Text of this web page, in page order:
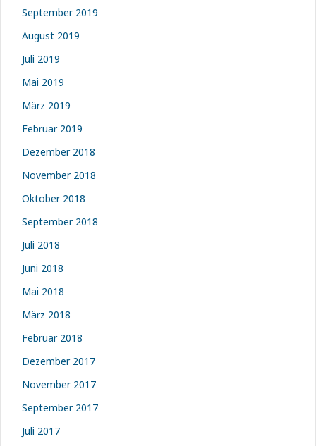
September 2019
August 2019
Juli 2019
Mai 2019
März 2019
Februar 2019
Dezember 2018
November 2018
Oktober 2018
September 2018
Juli 2018
Juni 2018
Mai 2018
März 2018
Februar 2018
Dezember 2017
November 2017
September 2017
Juli 2017